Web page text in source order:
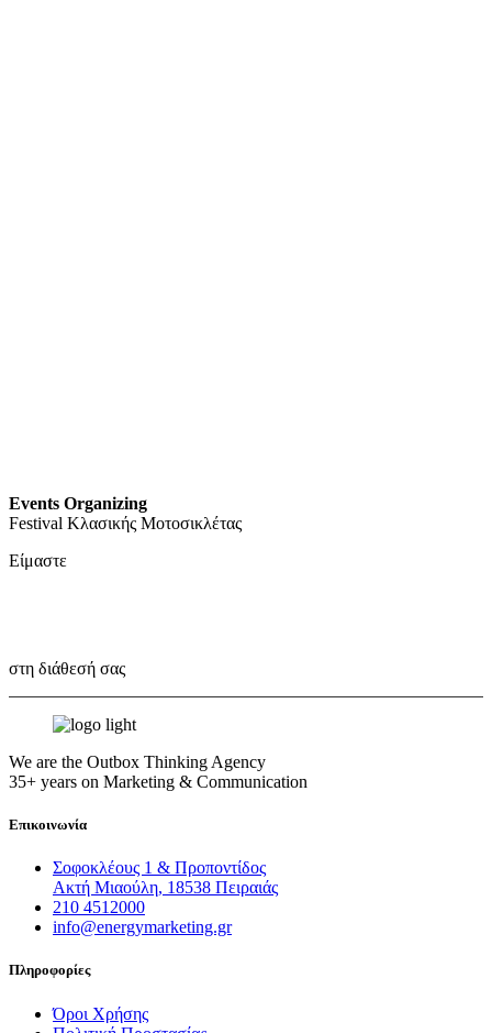
Events Organizing
Festival Κλασικής Μοτοσικλέτας
Είμαστε
στη διάθεσή σας
We are the Outbox Thinking Agency
35+ years on Marketing & Communication
Επικοινωνία
Σοφοκλέους 1 & Προποντίδος
Ακτή Μιαούλη, 18538 Πειραιάς
210 4512000
info@energymarketing.gr
Πληροφορίες
Όροι Χρήσης